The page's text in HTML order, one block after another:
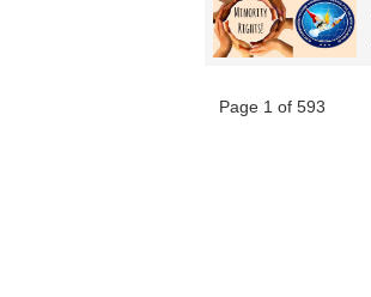
Page 1 of 593